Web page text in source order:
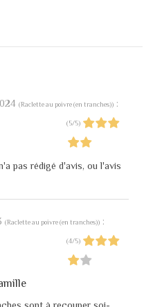
(Raclette au poivre (en tranches)) :
(5/5)
pas rédigé d'avis, ou l'avis
(Raclette au poivre (en tranches)) :
(4/5)